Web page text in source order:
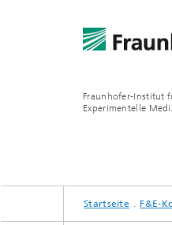
Fraunhofer-Institut
Experimentelle
INSTITUT
F&E-
ANGEBOTE
Startseite F&E-